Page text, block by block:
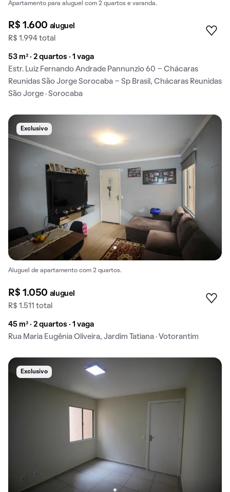
Apartamento para aluguel com 2 quartos e varanda.
R$ 1.600 aluguel
R$ 1.994 total
53 m² · 2 quartos · 1 vaga
Estr. Luiz Fernando Andrade Pannunzio 60 - Chácaras
Reunidas São Jorge Sorocaba - Sp Brasil, Chácaras Reunidas
São Jorge · Sorocaba
Exclusivo
Aluguel de apartamento com 2 quartos.
R$ 1.050 aluguel
R$ 1.511 total
45 m² · 2 quartos · 1 vaga
Rua Maria Eugênia Oliveira, Jardim Tatiana · Votorantim
Exclusivo